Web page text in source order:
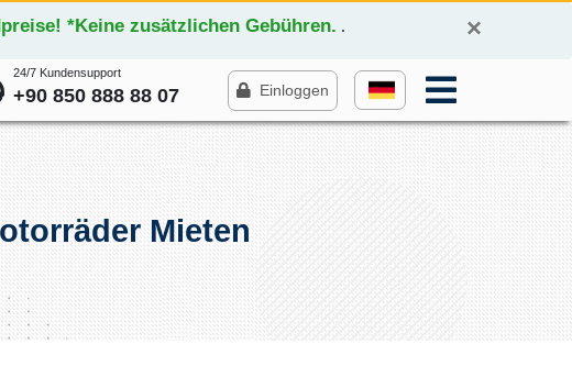
×
*Keine zusätzlichen Gebühren. .
24/7 Kundensupport
+90 850 888 88 07 Einloggen
Mieten